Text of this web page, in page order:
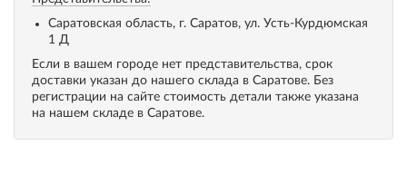
Саратовская область, г. Саратов, ул. Усть-Курдюмская
1 Д
Если в вашем городе нет представительства, срок
доставки указан до нашего склада в Саратове. Без
регистрации на сайте стоимость детали также указана
на нашем складе в Саратове.